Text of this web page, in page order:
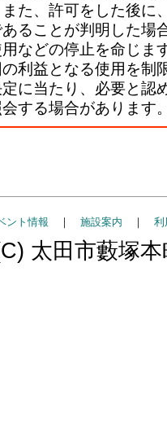
た、許可をした後に
ることが判明した場
などの停止を命じま
利益となる使用を制
に当たり、必要と認
する場合があります
ント情報 ｜ 施設案内 ｜ 利
太田市藪塚